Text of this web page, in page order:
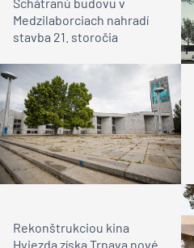
Schátranú budovu v
Medzilaborciach nahradí
stavba 21. storočia
Rekonštrukciou kina
Hviezda získa Trnava nové